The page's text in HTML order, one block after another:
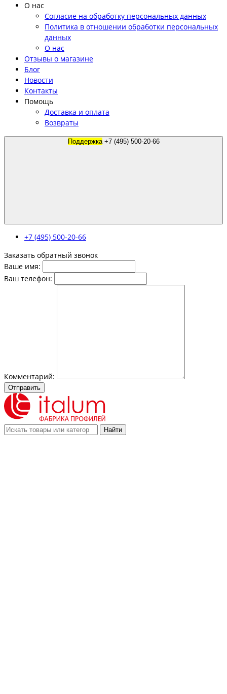
О нас
Согласие на обработку персональных данных
Политика в отношении обработки персональных
данных
О нас
Отзывы о магазине
Блог
Новости
Контакты
Помощь
Доставка и оплата
Возвраты
Поддержка +7 (495) 500-20-66
+7 (495) 500-20-66
Заказать обратный звонок
Ваше имя:
Ваш телефон:
Комментарий:
Отправить
Найти